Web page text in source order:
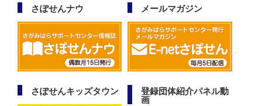
さぽせんナウ メールマガジン
さぽせんキッズタウン
登録団体紹介パネル動
画